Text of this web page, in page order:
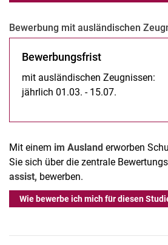
Be­wer­bung mit aus­­län­­di­­schen
Be­wer­bungs­frist
mit ausländischen Zeugnissen:
jährlich 01.03. - 15.07.
Mit einem im Ausland erworben
Sie sich über die zentrale
assist, bewerben.
Wie bewerbe ich mich für diesen